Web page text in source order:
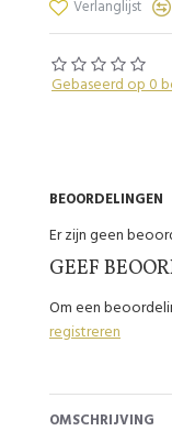
Gebaseerd op 0
Verlanglijst
BEOORDELINGEN
Er zijn geen
GEEF
Om een
registreren
OMSCHRIJVING